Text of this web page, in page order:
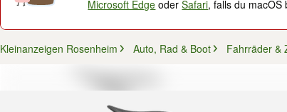
Microsoft Edge oderSafari, falls du macOS
Kleinanzeigen Rosenheim Auto, Rad & Boot Fahrräder &